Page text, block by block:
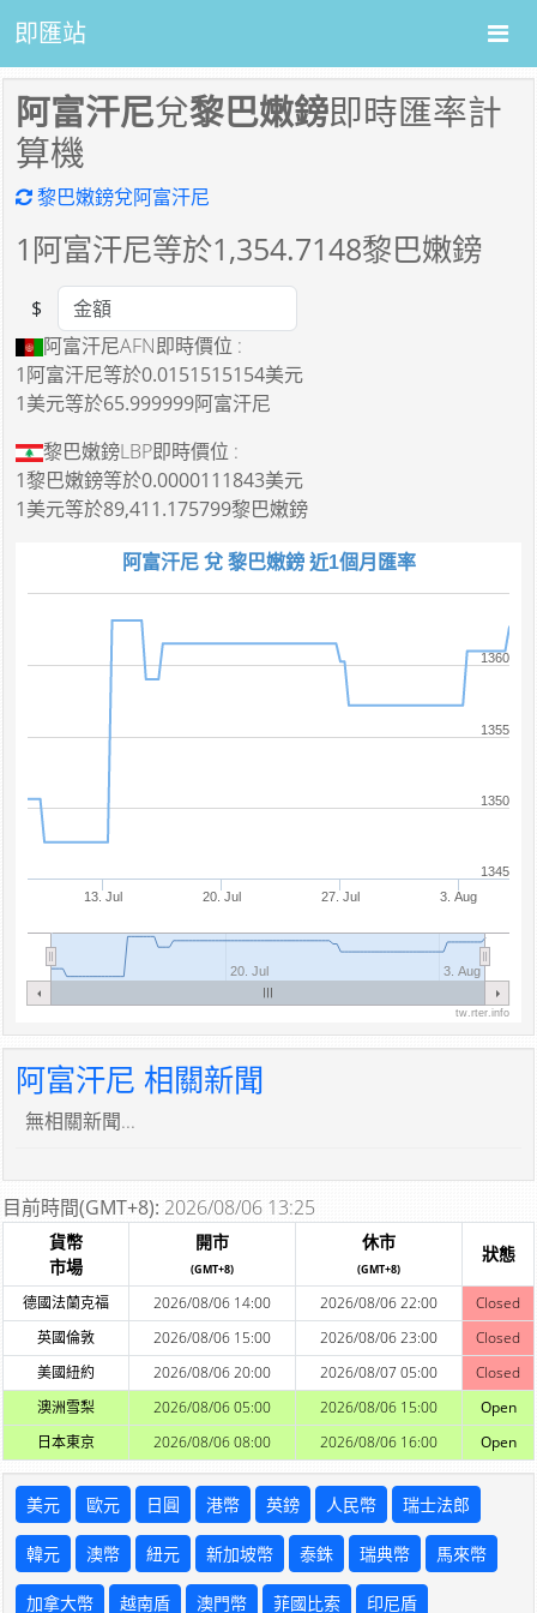
即匯站
阿富汗尼兌黎巴嫩鎊即時匯率計
算機
黎巴嫩鎊兌阿富汗尼
1 阿富汗尼等於1,354.7148黎巴嫩鎊
Amount
$
阿富汗尼AFN即時價位 :
1阿富汗尼等於0.0151515154美元
1美元等於65.999999阿富汗尼
黎巴嫩鎊LBP即時價位 :
1黎巴嫩鎊等於0.0000111843美元
1美元等於89,411.175799黎巴嫩鎊
阿富汗尼 兌 黎巴嫩鎊 近1個月匯率
13. Jul 20. Jul 27. Jul 3. Aug
20. Jul 3. Aug
1345
1350
1355
1360
tw.rter.info
阿富汗尼 相關新聞
無相關新聞...
目前時間(GMT+8): 2026/08/06 13:25
貨幣
市場
開市
(GMT+8)
休市
(GMT+8)
狀態
德國法蘭克福 2026/08/06 14:00 2026/08/06 22:00
Closed
英國倫敦
2026/08/06 15:00 2026/08/06 23:00
Closed
美國紐約
2026/08/06 20:00 2026/08/07 05:00
Closed
澳洲雪梨
2026/08/06 05:00 2026/08/06 15:00
Open
日本東京
2026/08/06 08:00 2026/08/06 16:00 Open
美元 歐元 日圓 港幣 英鎊 人民幣 瑞士法郎
韓元 澳幣 紐元 新加坡幣 泰銖 瑞典幣 馬來幣
加拿大幣 越南盾 澳門幣 菲國比索 印尼盾